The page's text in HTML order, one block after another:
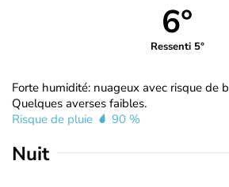
6°
Ressenti 5°
Forte humidité: nuageux avec risque de
Quelques averses faibles.
Risque de pluie
90 %
Nuit